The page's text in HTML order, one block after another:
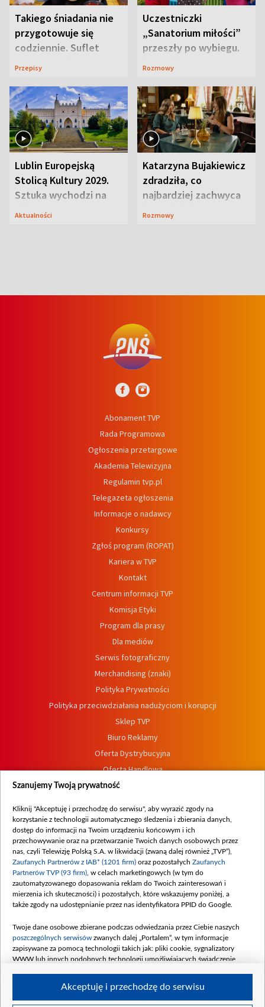
Takiego śniadania nie
przygotowuje się
codziennie. Suflet
serowy zachwyca
Przepisy
Uczestniczki
„Sanatorium miłości”
przeszły po wybiegu.
Te stylizacje
Rozmowy
Lublin Europejską
Stolicą Kultury 2029.
Sztuka wychodzi na
ulice
Aktualności
Katarzyna Bujakiewicz
zdradziła, co
najbardziej zachwyca
ją w Lublinie
Rozmowy
Abonament TVP
Rada Programowa
Ogłoszenia przetargowe
Akademia Telewizyjna
Regulamin tvp.pl
Telegazeta ogłoszenia
Informacje o nadawcy
Konkursy
Zgłoś program (ROPAT)
Kariera w TVP
Kontakt
Centrum informacji TVP
Komisja Etyki
Program dla prasy
Dla mediów
Serwis fotograficzny
Merchandising (znaki)
Polityka Prywatności
Polityka przeciwdziałania nadużyciom i korupcji
Sklep TVP
Biuro Reklamy
Oferta Dystrybucyjna
Oferta Handlowa
Dostępność
Procedura zgłoszeń wewnętrznych
Szanujemy Twoją prywatność
Kliknij "Akceptuję i przechodzę do serwisu", aby wyrazić zgody na
korzystanie z technologii automatycznego śledzenia i zbierania danych,
dostęp do informacji na Twoim urządzeniu końcowym i ich
przechowywanie oraz na przetwarzanie Twoich danych osobowych przez
nas, czyli Telewizję Polską S.A. w likwidacji (zwaną dalej również „TVP”),
Zaufanych Partnerów z IAB* (1201 firm) oraz pozostałych Zaufanych
Partnerów TVP (93 firm) , w celach marketingowych (w tym do
zautomatyzowanego dopasowania reklam do Twoich zainteresowań i
mierzenia ich skuteczności) i pozostałych, które wskazujemy poniżej, a
także zgody na udostępnianie przez nas identyfikatora PPID do Google.
Twoje dane osobowe zbierane podczas odwiedzania przez Ciebie naszych
poszczególnych serwisów zwanych dalej „Portalem”, w tym informacje
zapisywane za pomocą technologii takich jak: pliki cookie, sygnalizatory
WWW lub innych podobnych technologii umożliwiających świadczenie
Akceptuję i przechodzę do serwisu